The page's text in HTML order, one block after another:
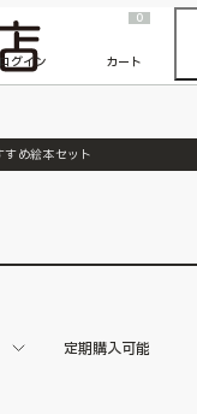
PIECEカード付き同梱版』発売延期のご案内
ログイン
0
カート
すめ絵本セット
定期購入可能